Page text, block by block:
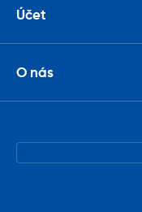
Účet
O nás